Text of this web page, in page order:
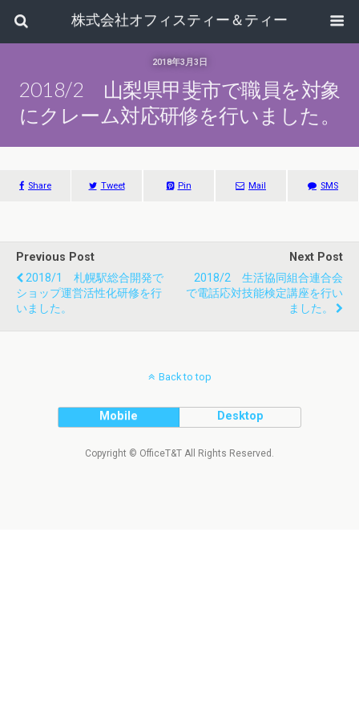
株式会社オフィスティー＆ティー
2018年3月3日
2018/2 山梨県甲斐市で職員を対象
にクレーム対応研修を行いました。
Share Tweet Pin Mail SMS
Previous Post
2018/1 札幌駅総合開発で
ショップ運営活性化研修を行
いました。
Next Post
2018/2 生活協同組合連合会
で電話応対技能検定講座を行い
ました。
Back to top
Mobile Desktop
Copyright © OfficeT&T All Rights Reserved.